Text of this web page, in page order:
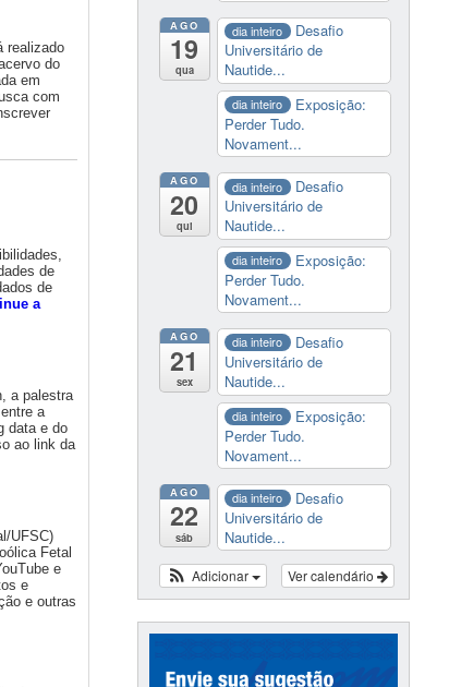
realizado
do
em
com
de
de
a
a palestra
a
data e do
ao link da
UFSC)
Fetal
e
e
e outras
AGO
19
qua
dia inteiro
Desafio
Universitário de
Nautide...
dia inteiro
Exposição:
Perder Tudo.
Novament...
AGO
20
qui
dia inteiro
Desafio
Universitário de
Nautide...
dia inteiro
Exposição:
Perder Tudo.
Novament...
AGO
21
sex
dia inteiro
Desafio
Universitário de
Nautide...
dia inteiro
Exposição:
Perder Tudo.
Novament...
AGO
22
sáb
dia inteiro
Desafio
Universitário de
Nautide...
Ver calendário
Adicionar